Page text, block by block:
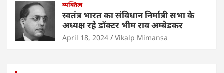
व्यक्तित्व
स्वतंत्र भारत का संविधान निर्मात्री सभा के
अध्यक्ष रहे डॉक्टर भीम राव अम्बेडकर
April 18, 2024 Vikalp Mimansa